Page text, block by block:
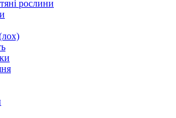
рослини